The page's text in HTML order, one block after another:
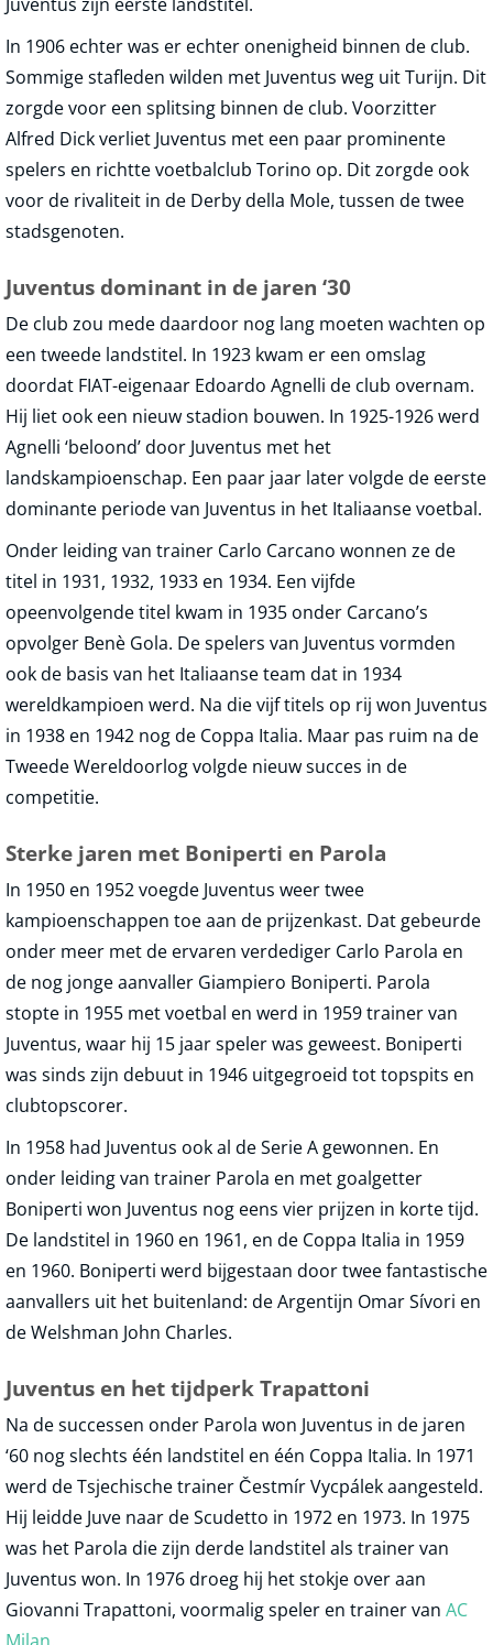
In 1906 echter was er echter onenigheid binnen de club.
Sommige stafleden wilden met Juventus weg uit Turijn. Dit
zorgde voor een splitsing binnen de club. Voorzitter
Alfred Dick verliet Juventus met een paar prominente
spelers en richtte voetbalclub Torino op. Dit zorgde ook
voor de rivaliteit in de Derby della Mole, tussen de twee
stadsgenoten.
Juventus dominant in de jaren ‘30
De club zou mede daardoor nog lang moeten wachten op
een tweede landstitel. In 1923 kwam er een omslag
doordat FIAT-eigenaar Edoardo Agnelli de club overnam.
Hij liet ook een nieuw stadion bouwen. In 1925-1926 werd
Agnelli ‘beloond’ door Juventus met het
landskampioenschap. Een paar jaar later volgde de eerste
dominante periode van Juventus in het Italiaanse voetbal.
Onder leiding van trainer Carlo Carcano wonnen ze de
titel in 1931, 1932, 1933 en 1934. Een vijfde
opeenvolgende titel kwam in 1935 onder Carcano’s
opvolger Benè Gola. De spelers van Juventus vormden
ook de basis van het Italiaanse team dat in 1934
wereldkampioen werd. Na die vijf titels op rij won Juventus
in 1938 en 1942 nog de Coppa Italia. Maar pas ruim na de
Tweede Wereldoorlog volgde nieuw succes in de
competitie.
Sterke jaren met Boniperti en Parola
In 1950 en 1952 voegde Juventus weer twee
kampioenschappen toe aan de prijzenkast. Dat gebeurde
onder meer met de ervaren verdediger Carlo Parola en
de nog jonge aanvaller Giampiero Boniperti. Parola
stopte in 1955 met voetbal en werd in 1959 trainer van
Juventus, waar hij 15 jaar speler was geweest. Boniperti
was sinds zijn debuut in 1946 uitgegroeid tot topspits en
clubtopscorer.
In 1958 had Juventus ook al de Serie A gewonnen. En
onder leiding van trainer Parola en met goalgetter
Boniperti won Juventus nog eens vier prijzen in korte tijd.
De landstitel in 1960 en 1961, en de Coppa Italia in 1959
en 1960. Boniperti werd bijgestaan door twee fantastische
aanvallers uit het buitenland: de Argentijn Omar Sívori en
de Welshman John Charles.
Juventus en het tijdperk Trapattoni
Na de successen onder Parola won Juventus in de jaren
‘60 nog slechts één landstitel en één Coppa Italia. In 1971
werd de Tsjechische trainer Čestmír Vycpálek aangesteld.
Hij leidde Juve naar de Scudetto in 1972 en 1973. In 1975
was het Parola die zijn derde landstitel als trainer van
Juventus won. In 1976 droeg hij het stokje over aan
Giovanni Trapattoni, voormalig speler en trainer van AC